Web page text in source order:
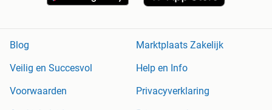
Blog
Marktplaats Zakelijk
Veilig en Succesvol
Help en Info
Voorwaarden
Privacyverklaring